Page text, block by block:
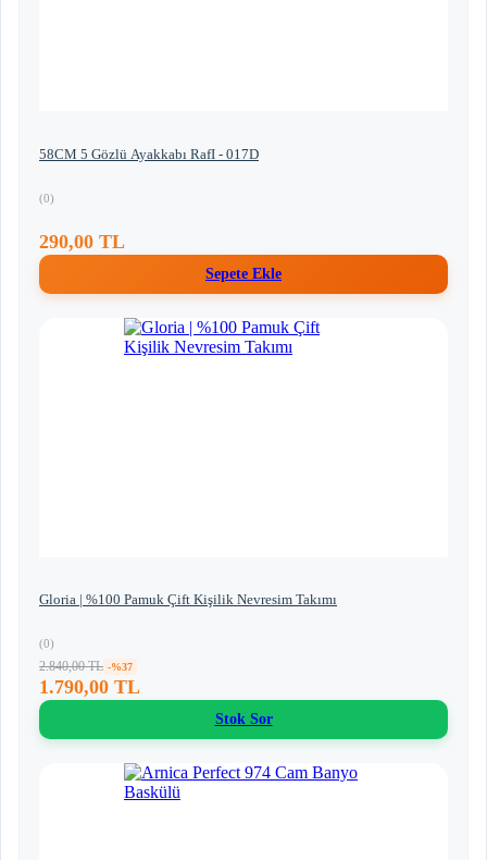
58CM 5 Gözlü Ayakkabı RafI - 017D
(0)
290,00 TL
Sepete Ekle
Gloria | %100 Pamuk Çift Kişilik Nevresim Takımı
(0)
2.840,00 TL -%37
1.790,00 TL
Stok Sor